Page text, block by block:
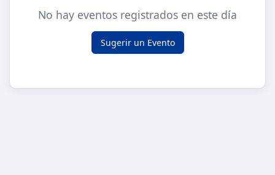
No hay eventos registrados en este día
Sugerir un Evento